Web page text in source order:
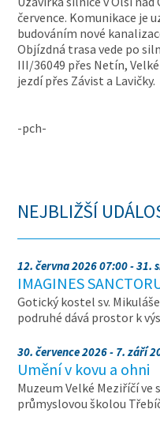
července. Komunikace je
budováním nové
Objízdná trasa vede po
III/36049 přes Netín,
jezdí přes Závist a Lavičky.
-pch-
NEJBLIŽŠÍ
12. června 2026 07:00 - 31.
IMAGINES
Gotický kostel sv.
podruhé dává prostor k
30. července 2026 - 7. září
Umění v kovu a ohni
Muzeum Velké Meziříčí
průmyslovou školou